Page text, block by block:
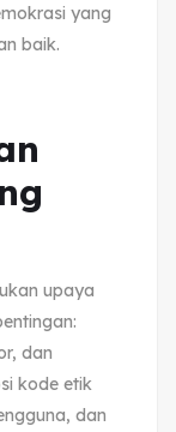
yang
baik.
upaya
dan
kode etik
dan